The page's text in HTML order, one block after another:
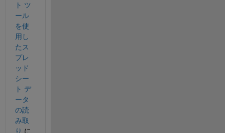
ト ツ
ール
を使
用し
たス
プレ
ッド
シー
ト デ
ータ
の読
み取
り に